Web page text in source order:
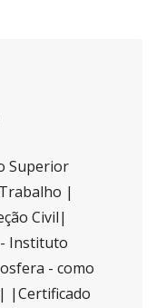
Superior
|
Civil|
- Instituto
- como
|Certificado